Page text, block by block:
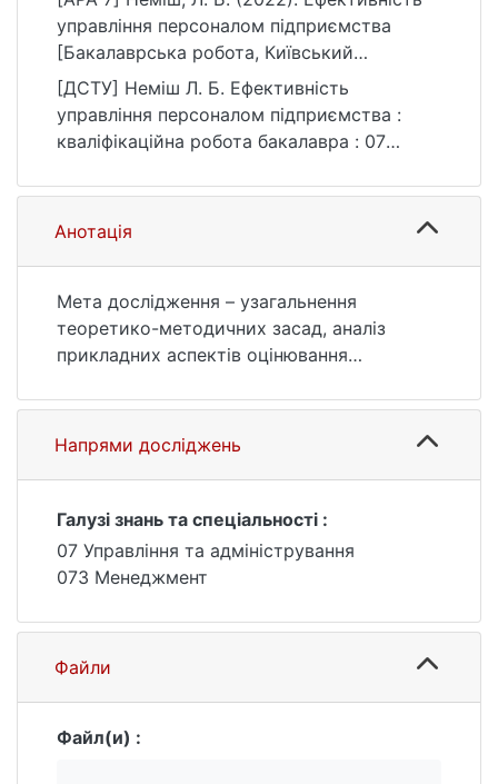
управління персоналом підприємства
[Бакалаврська робота, Київський
національний університет імені Тараса
Шевченка]. eKNUTSHIR.
https://ir.library.knu.ua/handle/123456789/15
[ДСТУ] Неміш Л. Б. Ефективність
управління персоналом підприємства :
кваліфікаційна робота бакалавра : 07
64 с. URL:
https://ir.library.knu.ua/handle/123456789/15
94 (дата звернення: 25.07.2026).
Анотація
Мета дослідження – узагальнення
теоретико-методичних засад, аналіз
прикладних аспектів оцінювання
підприємства та розроблення на цій
основі пропозицій щодо її підвищення.
Напрями досліджень
Галузі знань та спеціальності :
07 Управління та адміністрування
073 Менеджмент
Файли
Файл(и) :